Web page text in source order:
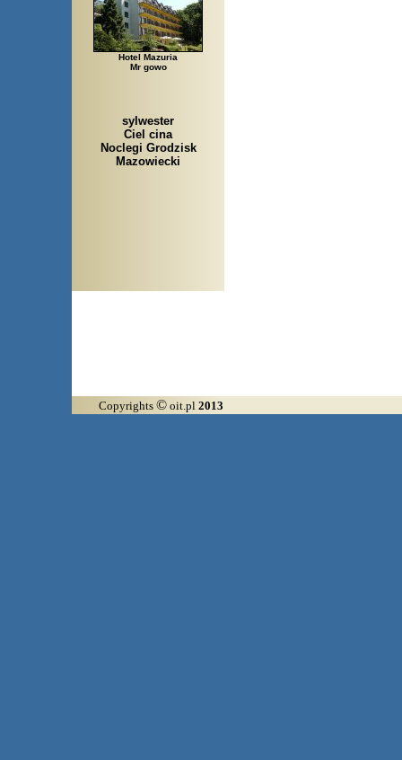
Hotel Mazuria
Mr gowo
sylwester
Ciel cina
Noclegi Grodzisk
Mazowiecki
Copyrights © oit.pl 2013